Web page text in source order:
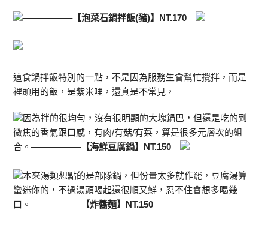
—————–【泡菜石鍋拌飯(豬)】NT.170
這食鍋拌飯特別的一點，不是因為服務生會幫忙攪拌，而是
裡頭用的飯，是紫米哩，還真是不常見，
因為拌的很均勻，沒有很明顯的大塊鍋巴，但還是吃的到
微焦的香氣跟口感，有肉/有菇/有菜，算是很多元層次的組
合。—————–【海鮮豆腐鍋】NT.150
本來湯類想點的是部隊鍋，但份量太多就作罷，豆腐湯算
蠻迷你的，不過湯頭喝起還很順又鮮，忍不住會想多喝幾
口。—————–【炸醬麵】NT.150